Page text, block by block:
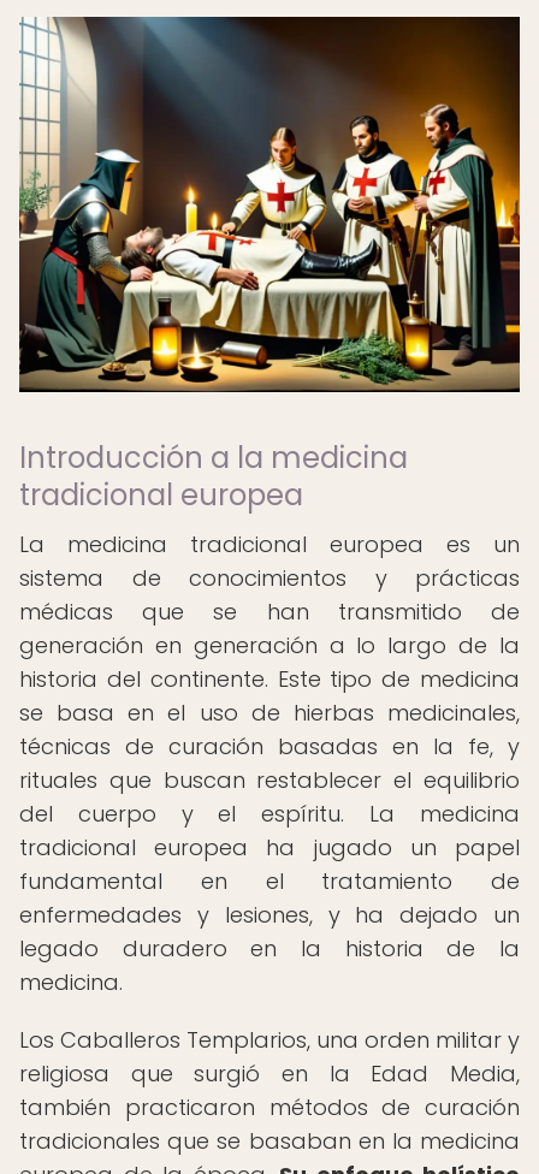
Introducción a la medicina
tradicional europea
La medicina tradicional europea es un
sistema de conocimientos y prácticas
médicas que se han transmitido de
generación en generación a lo largo de la
historia del continente. Este tipo de medicina
se basa en el uso de hierbas medicinales,
técnicas de curación basadas en la fe, y
rituales que buscan restablecer el equilibrio
del cuerpo y el espíritu. La medicina
tradicional europea ha jugado un papel
fundamental en el tratamiento de
enfermedades y lesiones, y ha dejado un
legado duradero en la historia de la
medicina.
Los Caballeros Templarios, una orden militar y
religiosa que surgió en la Edad Media,
también practicaron métodos de curación
tradicionales que se basaban en la medicina